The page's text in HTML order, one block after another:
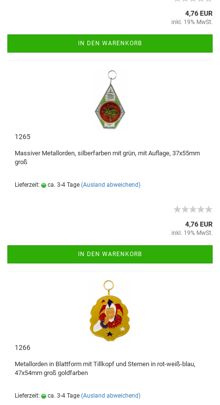
4,76 EUR
inkl. 19% MwSt.
IN DEN WARENKORB
1265
Massiver Metallorden, silberfarben mit grün, mit Auflage, 37x55mm
groß
Lieferzeit: ca. 3-4 Tage (Ausland abweichend)
4,76 EUR
inkl. 19% MwSt.
IN DEN WARENKORB
1266
Metallorden in Blattform mit Tillkopf und Sternen in rot-weiß-blau,
47x54mm groß goldfarben
Lieferzeit: ca. 3-4 Tage (Ausland abweichend)